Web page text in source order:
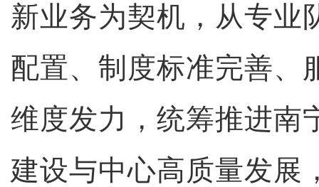
新业务为契机，从专业
配置、制度标准完善、
维度发力，统筹推进南
建设与中心高质量发展